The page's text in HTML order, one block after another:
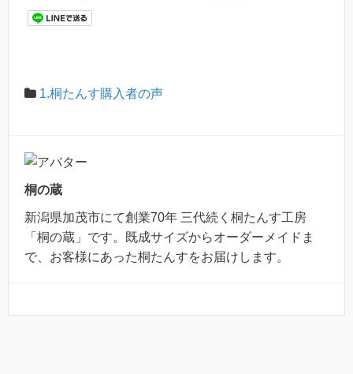
1.桐たんす購入者の声
桐の蔵
新潟県加茂市にて創業70年 三代続く桐たんす工房
「桐の蔵」です。既成サイズからオーダーメイドま
で、お客様にあった桐たんすをお届けします。